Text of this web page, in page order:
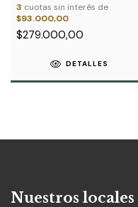
3 cuotas sin interés de
$93.000,00
$279.000,00
DETALLES
Nuestros locales